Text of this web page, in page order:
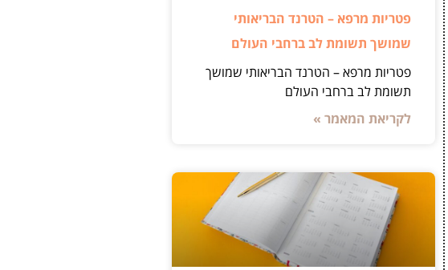
פטריות מרפא – הטרנד הבריאותי
שמושך תשומת לב ברחבי העולם
פטריות מרפא – הטרנד הבריאותי שמושך
תשומת לב ברחבי העולם
לקריאת המאמר »